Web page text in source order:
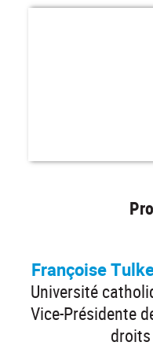
Françoise
Université
Vice-Présidente
droits